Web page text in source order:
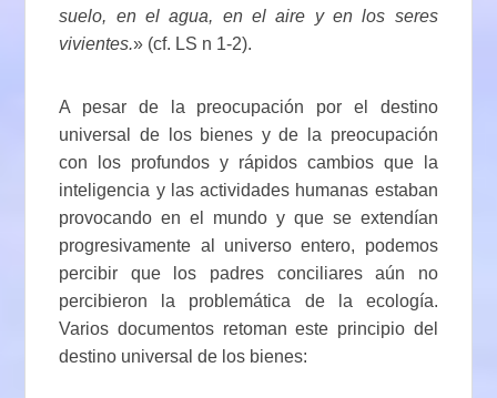
suelo, en el agua, en el aire y en los seres
vivientes.» (cf. LS n 1-2).
A pesar de la preocupación por el destino
universal de los bienes y de la preocupación
con los profundos y rápidos cambios que la
inteligencia y las actividades humanas estaban
provocando en el mundo y que se extendían
progresivamente al universo entero, podemos
percibir que los padres conciliares aún no
percibieron la problemática de la ecología.
Varios documentos retoman este principio del
destino universal de los bienes: